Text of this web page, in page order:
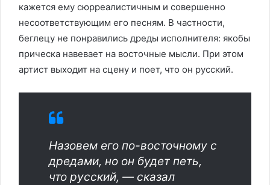
кажется ему сюрреалистичным и совершенно
несоответствующим его песням. В частности,
беглецу не понравились дреды исполнителя: якобы
прическа навевает на восточные мысли. При этом
артист выходит на сцену и поет, что он русский.
Назовем его по-восточному с
дредами, но он будет петь,
что русский, — сказал